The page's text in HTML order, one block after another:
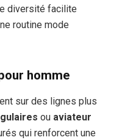
diversité facilite
routine mode
homme
sur des lignes plus
ou aviateur
qui renforcent une